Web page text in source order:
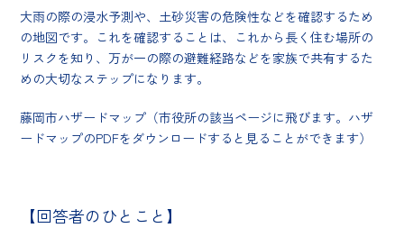
大雨の際の浸水予測や、土砂災害の危険性などを確認するため
の地図です。これを確認することは、これから長く住む場所の
リスクを知り、万が一の際の避難経路などを家族で共有するた
めの大切なステップになります。
藤岡市ハザードマップ（市役所の該当ページに飛びます。ハザ
ードマップのPDFをダウンロードすると見ることができます）
【回答者のひとこと】